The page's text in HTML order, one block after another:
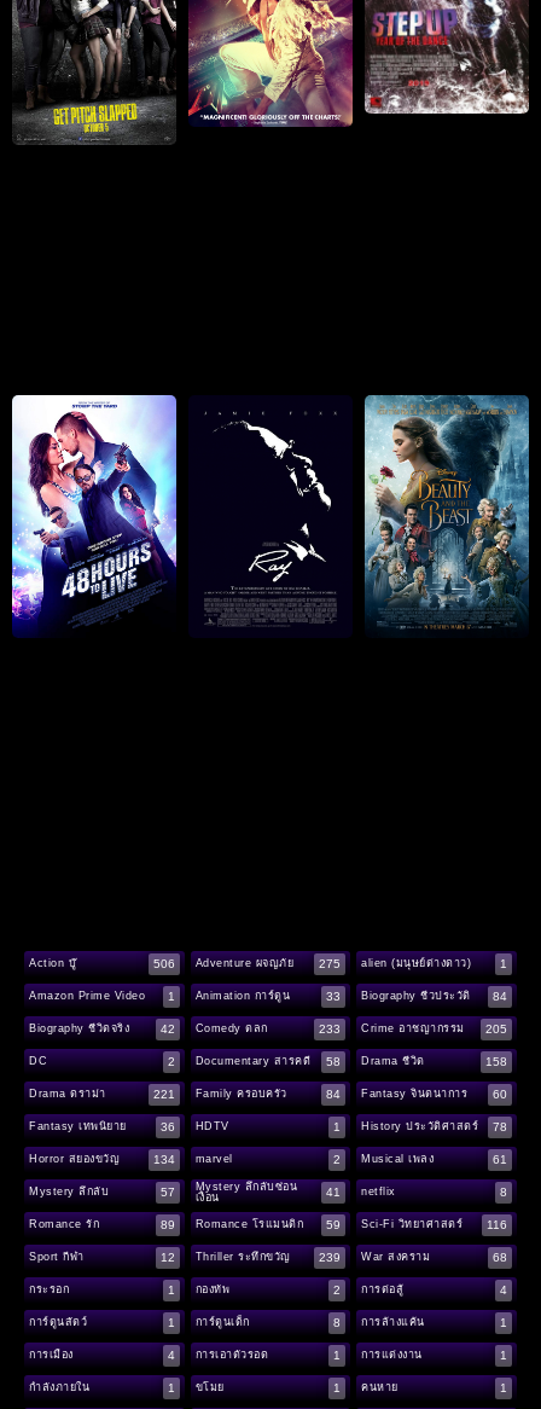
Action บู๊ 506 Adventure ผจญภัย 275 alien (มนุษย์ต่างดาว) 1
Amazon Prime Video 1 Animation การ์ตูน 33 Biography ชีวประวัติ 84
Biography ชีวิตจริง 42 Comedy ตลก 233 Crime อาชญากรรม 205
DC 2 Documentary สารคดี 58 Drama ชีวิต 158
Drama ดราม่า 221 Family ครอบครัว 84 Fantasy จินตนาการ 60
Fantasy เทพนิยาย 36 HDTV 1 History ประวัติศาสตร์ 78
Horror สยองขวัญ 134 marvel 2 Musical เพลง 61
Mystery ลึกลับ 57
Mystery ลึกลับซ่อน
เงื่อน
41 netflix 8
Romance รัก 89 Romance โรแมนติก 59 Sci-Fi วิทยาศาสตร์ 116
Sport กีฬา 12 Thriller ระทึกขวัญ 239 War สงคราม 68
กระรอก 1 กองทัพ 2 การต่อสู้ 4
การ์ตูนสัตว์ 1 การ์ตูนเด็ก 8 การล้างแค้น 1
การเมือง 4 การเอาตัวรอด 1 การแต่งงาน 1
กำลังภายใน 1 ขโมย 1 คนหาย 1